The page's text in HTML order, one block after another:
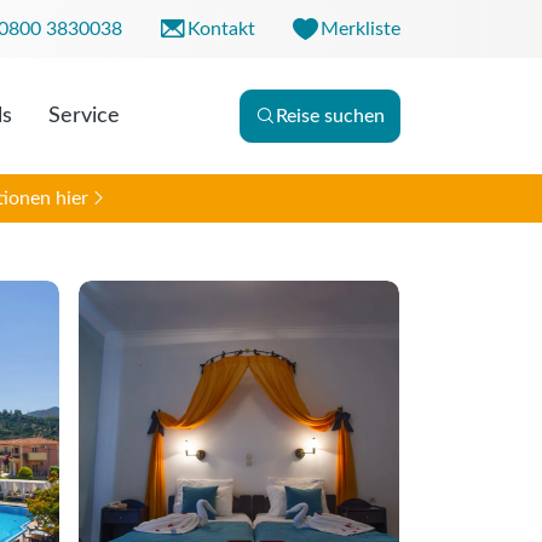
3830038
09:00 - 18:00 Uhr
Kontakt Merkliste
Service Reise suchen
hier